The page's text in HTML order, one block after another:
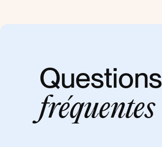
Questions
fréquentes